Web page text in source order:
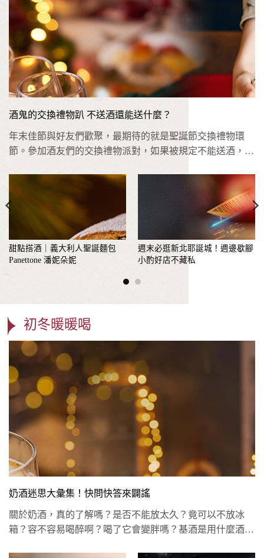
酒鬼的交換禮物趴 不送酒還能送什麼？
年末佳節與好友們歡聚，最期待的就是聖誕節交換禮物環
節。參加酒友們的交換禮物派對，如果被規定不能送酒，那
甜點搭酒｜義大利人聖誕麵包
Panettone 潘妮朵妮
週末必逛新北耶誕城！週邊歇腳
小酌好店不藏私
初冬暖暖喝
奶酒迷思大彙集！快問快答來闢謠
關於奶酒，真的了解嗎？是否不能放太久？竟可以不放冰
箱？容不容易喝醉啊？喝了它會變胖嗎？基酒是用什麼酒？